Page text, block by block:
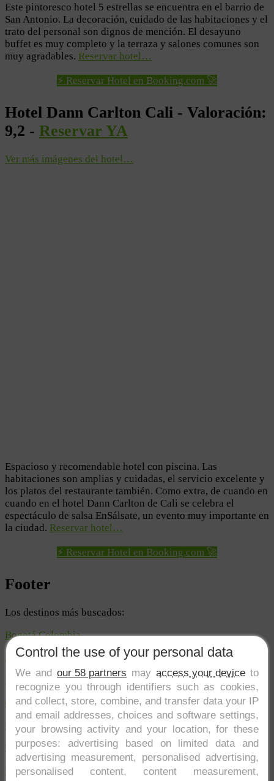
Este pintoresco hotel 5 estrellas se encuentra en el barrio de
San Antonio. La decoración, cuidado de las habitaciones y el
trato del personal son dignos de mención. El desayuno
buffet es muy completo y la terraza y salones comunes son
muy agradables. Reservar hotel…
⚡ Reservar Hotel en Booking.com 🚀
Hotel Dann Carlton Cali - Valoración:
9,2 - Reservar YA
Ver más imágenes del hotel…
Espacioso y recomendable hotel con piscina. Las
habitaciones son amplias y cuidadas, el servicio excelente y
los platos del restaurante también. Como extra, de cuando en
cuando en el hotel Dann Carlton de Cali se celebra el
espectáculo de salsa EnSálsate, un evento muy importante en
la ciudad. Reservar hotel…
⚡ Reservar Hotel en Booking.com 🚀
Footer
Los destinos más buscados:
Bogotá Colombia
Amazonas colombiano
Múcura
Cartagena Colombia
Medellín
Las mejores zonas y actividades:
Eje Cafetero
Control the use of your personal data
We and our 58 partners may access your device to
recognize you through identifiers such as cookies,
and collect, store, combine, and transfer data your IP
and email addresses, choices and software settings,
your browsing activity and your location, for these
purposes: advertising based on limited data and
advertising measurement, personalised advertising,
personalised content, content measurement,